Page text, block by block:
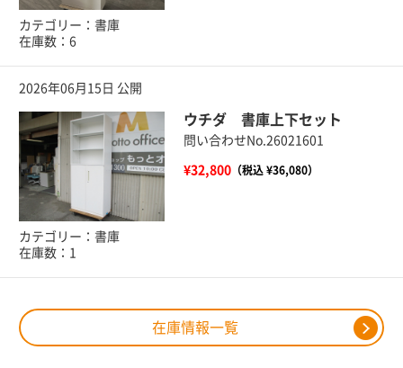
在庫情報一覧
カテゴリー：書庫
在庫数：6
2026年06月15日 公開
ウチダ 書庫上下セット
問い合わせNo.26021601
¥32,800（税込 ¥36,080）
カテゴリー：書庫
在庫数：1